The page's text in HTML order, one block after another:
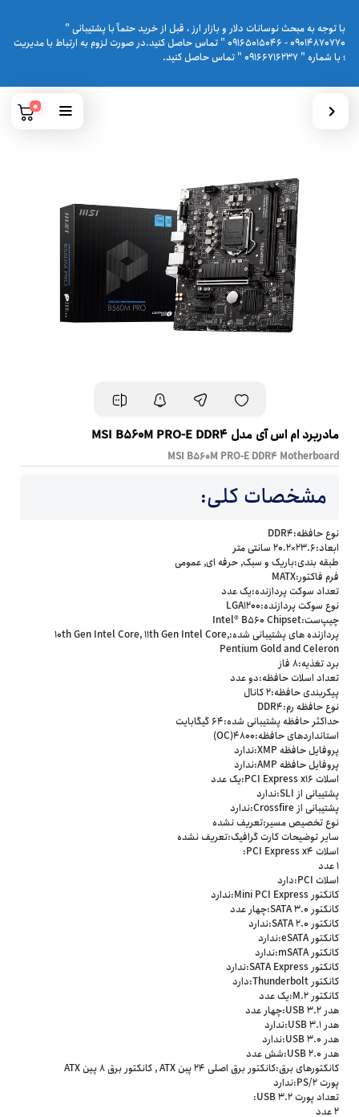
با توجه به مبحث نوسانات دلار و بازار ارز ، قبل از خرید حتماً با پشتیبانی "
09014870770 - 09165015046 " تماس حاصل کنید.در صورت لزوم به ارتباط با مدیریت
؛ با شماره " 09166716237 " تماس حاصل کنید.
0
مادربرد ام اس آی مدل MSI B560M PRO-E DDR4
MSI B560M PRO-E DDR4 Motherboard
مشخصات کلی:
نوع حافظه:DDR4
ابعاد:23.6×20.2 سانتی متر
طبقه بندی:باریک و سبک, حرفه ای, عمومی
فرم فاکتور:MATX
تعداد سوکت پردازنده:یک عدد
نوع سوکت پردازنده:LGA1200
چیپ‌ست:Intel® B560 Chipset
پردازنده های پشتیبانی شده:10th Gen Intel Core, 11th Gen Intel Core,
Pentium Gold and Celeron
برد تغذیه:8 فاز
تعداد اسلات حافظه:دو عدد
پیکربندی حافظه:2 کانال
نوع حافظه رم:DDR4
حداکثر حافظه پشتیبانی شده:64 گیگابایت
استانداردهای حافظه:4800(OC)
پروفایل حافظه XMP:ندارد
پروفایل حافظه AMP:ندارد
اسلات PCI Express x16:یک عدد
پشتیبانی از SLI:ندارد
پشتیبانی از Crossfire:ندارد
نوع تخصیص مسیر:تعریف نشده
سایر توضیحات کارت گرافیک:تعریف نشده
اسلات PCI Express x4:
1 عدد
اسلات PCI:دارد
کانکتور Mini PCI Express:ندارد
کانکتور SATA 3.0:چهار عدد
کانکتور SATA 2.0:ندارد
کانکتور eSATA:ندارد
کانکتور mSATA:ندارد
کانکتور SATA Express:ندارد
کانکتور Thunderbolt:دارد
کانکتور M.2:یک عدد
هدر USB 3.2:چهار عدد
هدر USB 3.1:ندارد
هدر USB 3.0:ندارد
هدر USB 2.0:شش عدد
کانکتورهای برق:کانکتور برق اصلی 24 پبن ATX , کانکتور برق 8 پین ATX
پورت PS/2:ندارد
تعداد پورت USB 3.2:
2 عدد